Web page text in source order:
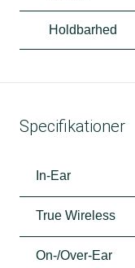
Holdbarhed
Specifikationer
In-Ear
True Wireless
On-/Over-Ear